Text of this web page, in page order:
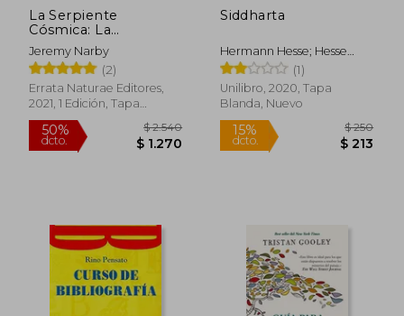
La Serpiente
Cósmica: La
Alucinante Historia de
la Ayahuasca, el adn y
el Origen del
Conocimiento. (Fuera
de Colección)
Jeremy Narby
(2)
Errata Naturae Editores,
2021, 1 Edición, Tapa
Blanda, Nuevo
Siddharta
Hermann Hesse; Hesse
Hermann
(1)
Unilibro, 2020, Tapa
Blanda, Nuevo